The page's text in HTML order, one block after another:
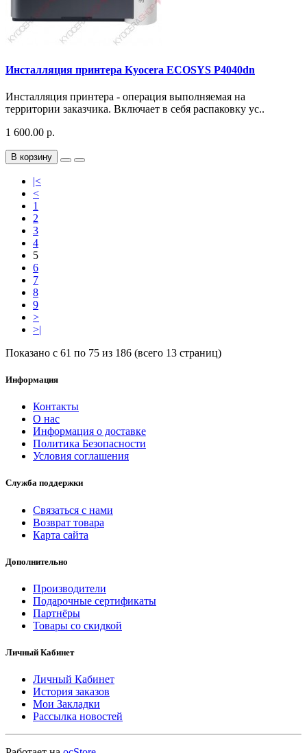
Инсталляция принтера Kyocera ECOSYS P4040dn
Инсталляция принтера - операция выполняемая на
территории заказчика. Включает в себя распаковку ус..
1 600.00 р.
В корзину
|<
<
1
2
3
4
5
6
7
8
9
>
>|
Показано с 61 по 75 из 186 (всего 13 страниц)
Информация
Контакты
О нас
Информация о доставке
Политика Безопасности
Условия соглашения
Служба поддержки
Связаться с нами
Возврат товара
Карта сайта
Дополнительно
Производители
Подарочные сертификаты
Партнёры
Товары со скидкой
Личный Кабинет
Личный Кабинет
История заказов
Мои Закладки
Рассылка новостей